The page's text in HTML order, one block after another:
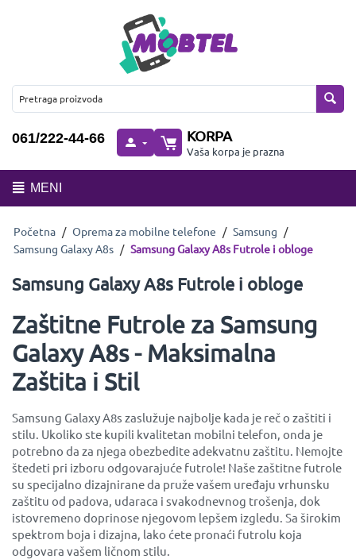
061/222-44-66 KORPA
Vaša korpa je prazna
MENI
Početna / Oprema za mobilne telefone / Samsung /
Samsung Galaxy A8s / Samsung Galaxy A8s Futrole i obloge
Samsung Galaxy A8s Futrole i obloge
Zaštitne Futrole za Samsung
Galaxy A8s - Maksimalna
Zaštita i Stil
Samsung Galaxy A8s zaslužuje najbolje kada je reč o zaštiti i
stilu. Ukoliko ste kupili kvalitetan mobilni telefon, onda je
potrebno da za njega obezbedite adekvatnu zaštitu. Nemojte
štedeti pri izboru odgovarajuće futrole! Naše zaštitne futrole
su specijalno dizajnirane da pruže vašem uređaju vrhunsku
zaštitu od padova, udaraca i svakodnevnog trošenja, dok
istovremeno doprinose njegovom lepšem izgledu. Sa širokim
spektrom boja i dizajna, lako ćete pronaći futrolu koja
odgovara vašem ličnom stilu.